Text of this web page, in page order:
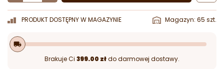
PRODUKT DOSTĘPNY W MAGAZYNIE Magazyn: 65 szt.
local_shipping
Brakuje Ci 399.00 złdo darmowej dostawy.